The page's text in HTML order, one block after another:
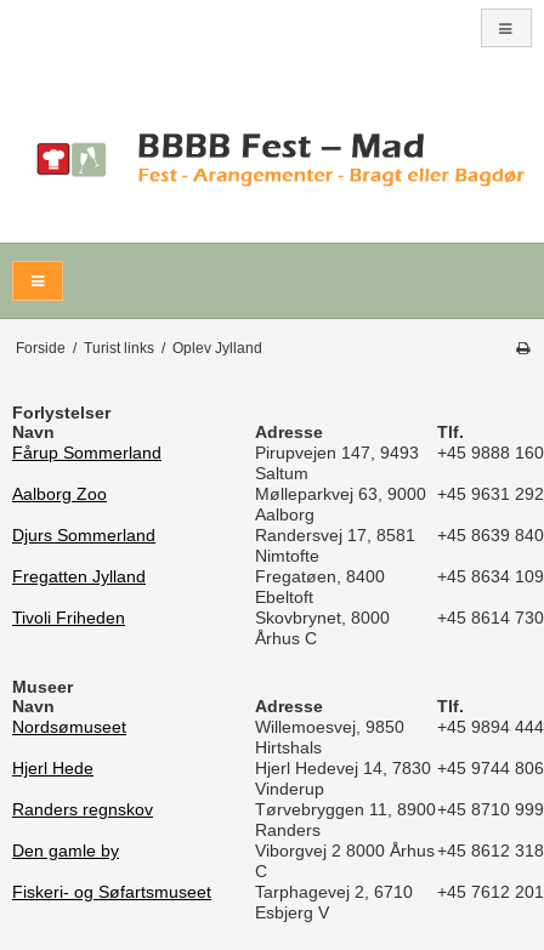
Forside / Turist links / Oplev Jylland
Forlystelser
Navn
Adresse
Tlf.
Fårup Sommerland
Pirupvejen 147, 9493
Saltum
+45 9888
Aalborg Zoo
Mølleparkvej 63, 9000
Aalborg
+45 9631
Djurs Sommerland
Randersvej 17, 8581
Nimtofte
+45 8639
Fregatten Jylland
Fregatøen, 8400
Ebeltoft
+45 8634
Tivoli Friheden
Skovbrynet, 8000
Århus C
+45 8614
Museer
Navn
Adresse
Tlf.
Nordsømuseet
Willemoesvej, 9850
Hirtshals
+45 9894
Hjerl Hede
Hjerl Hedevej 14, 7830
Vinderup
+45 9744
Randers regnskov
Tørvebryggen 11, 8900
Randers
+45 8710
Den gamle by
Viborgvej 2 8000 Århus
C
+45 8612
Fiskeri- og Søfartsmuseet
Tarphagevej 2, 6710
Esbjerg V
+45 7612